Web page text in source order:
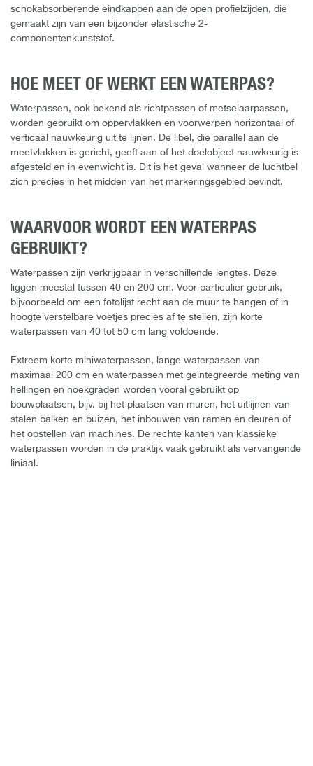
schokabsorberende eindkappen aan de open profielzijden, die
gemaakt zijn van een bijzonder elastische 2-
componentenkunststof.
HOE MEET OF WERKT EEN WATERPAS?
Waterpassen, ook bekend als richtpassen of metselaarpassen,
worden gebruikt om oppervlakken en voorwerpen horizontaal of
verticaal nauwkeurig uit te lijnen. De libel, die parallel aan de
meetvlakken is gericht, geeft aan of het doelobject nauwkeurig is
afgesteld en in evenwicht is. Dit is het geval wanneer de luchtbel
zich precies in het midden van het markeringsgebied bevindt.
WAARVOOR WORDT EEN WATERPAS
GEBRUIKT?
Waterpassen zijn verkrijgbaar in verschillende lengtes. Deze
liggen meestal tussen 40 en 200 cm. Voor particulier gebruik,
bijvoorbeeld om een fotolijst recht aan de muur te hangen of in
hoogte verstelbare voetjes precies af te stellen, zijn korte
waterpassen van 40 tot 50 cm lang voldoende.
Extreem korte miniwaterpassen, lange waterpassen van
maximaal 200 cm en waterpassen met geïntegreerde meting van
hellingen en hoekgraden worden vooral gebruikt op
bouwplaatsen, bijv. bij het plaatsen van muren, het uitlijnen van
stalen balken en buizen, het inbouwen van ramen en deuren of
het opstellen van machines. De rechte kanten van klassieke
waterpassen worden in de praktijk vaak gebruikt als vervangende
liniaal.